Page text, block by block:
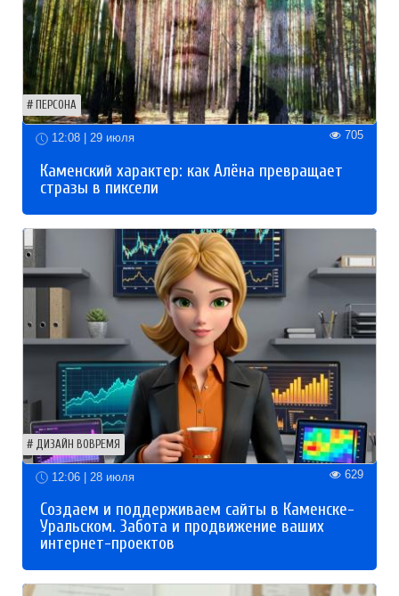
ПЕРСОНА
12:08 | 29 июля 705
Каменский характер: как Алёна превращает
стразы в пиксели
ДИЗАЙН ВОВРЕМЯ
12:06 | 28 июля 629
Создаем и поддерживаем сайты в Каменске-
Уральском. Забота и продвижение ваших
интернет-проектов